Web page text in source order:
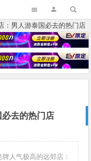
：男人游泰国必去的热门店
去的热门店
人气极高的远郊店：